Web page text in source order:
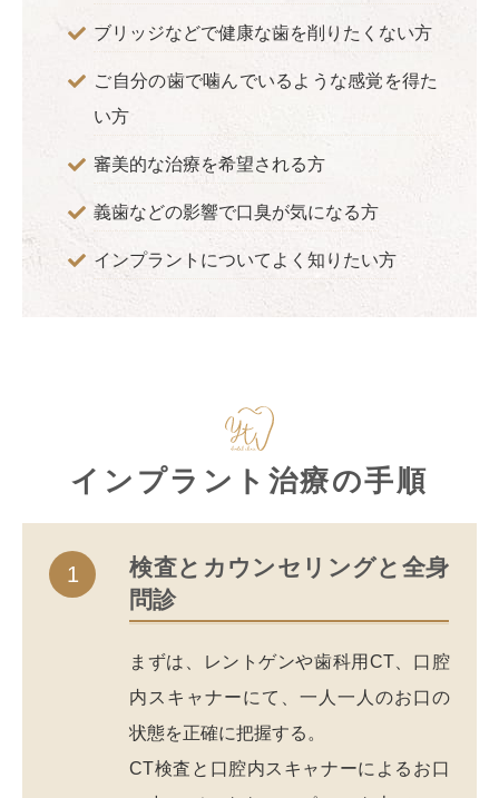
ブリッジなどで健康な歯を削りたくない方
ご自分の歯で噛んでいるような感覚を得た
い方
審美的な治療を希望される方
義歯などの影響で口臭が気になる方
インプラントについてよく知りたい方
インプラント治療の手順
1
検査とカウンセリングと全身
問診
まずは、レントゲンや歯科用CT、口腔
内スキャナーにて、一人一人のお口の
状態を正確に把握する。
CT検査と口腔内スキャナーによるお口